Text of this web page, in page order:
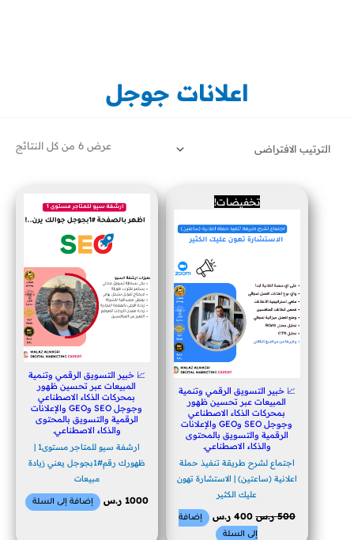
اعلانات جوجل
عرض ⁦6⁩ من كل النتائج
تخفيضات!
📈 خبير التسويق الرقمي وتنمية
المبيعات عبر تحسين ظهور
بمحركات الذكاء الاصطناعي
وجوجل SEO وGEO والإعلانات
الرقمية والتسويق بالمحتوى
والذكاء الاصطناعي.
اجتماع لشرح طريقة تنفيذ حملة
اعلانية (ساعتين) | الاستشارة تهون
عليك الكثير
500 ر.س
الأصلي
500 ر.س.
400 ر.س
400 ر.س.
إضافة
إلى السلة
📈 خبير التسويق الرقمي وتنمية
المبيعات عبر تحسين ظهور
بمحركات الذكاء الاصطناعي
وجوجل SEO وGEO والإعلانات
الرقمية والتسويق بالمحتوى
والذكاء الاصطناعي.
ارشفة سيو للمتاجر مستوى1 |
ظهورك رقم#1بجوجل يعني زيادة
مبيعات
1000 ر.س إضافة إلى السلة